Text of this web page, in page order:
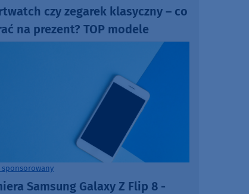
czy zegarek klasyczny – co
na prezent? TOP modele
sponsorowany
Samsung Galaxy Z Flip 8 -